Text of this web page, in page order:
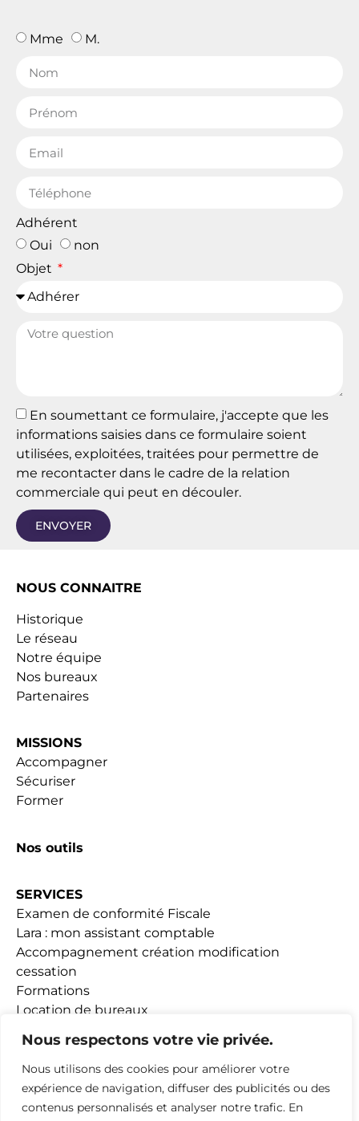
Nous respectons votre vie privée.
Nous utilisons des cookies pour améliorer votre
expérience de navigation, diffuser des publicités ou des
contenus personnalisés et analyser notre trafic. En
Mme M.
Adhérent
Oui
non
Objet
En soumettant ce formulaire, j'accepte que les
informations saisies dans ce formulaire soient
utilisées, exploitées, traitées pour permettre de
me recontacter dans le cadre de la relation
commerciale qui peut en découler.
ENVOYER
NOUS CONNAITRE
Historique
Le réseau
Notre équipe
Nos bureaux
Partenaires
MISSIONS
Accompagner
Sécuriser
Former
Nos outils
SERVICES
Examen de conformité Fiscale
Lara : mon assistant comptable
Accompagnement création modification
cessation
Formations
Location de bureaux
ACTUALITÉS
ADHESION